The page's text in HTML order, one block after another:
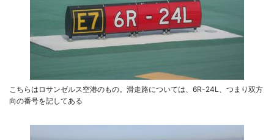
こちらはロサンゼルス空港のもの。滑走路については、6R-24L、つまり双方
向の番号を記してある